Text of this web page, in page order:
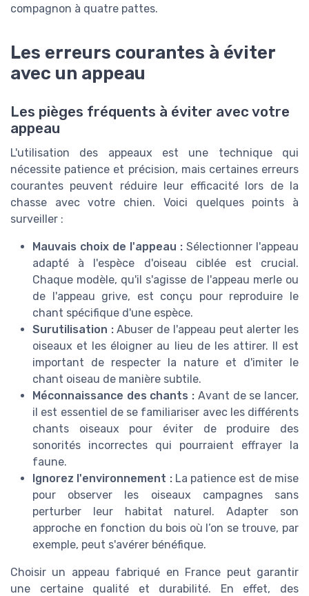
compagnon à quatre pattes.
Les erreurs courantes à éviter
avec un appeau
Les pièges fréquents à éviter avec votre
appeau
L'utilisation des appeaux est une technique qui
nécessite patience et précision, mais certaines erreurs
courantes peuvent réduire leur efficacité lors de la
chasse avec votre chien. Voici quelques points à
surveiller :
Mauvais choix de l'appeau : Sélectionner l'appeau
adapté à l'espèce d'oiseau ciblée est crucial.
Chaque modèle, qu'il s'agisse de l'appeau merle ou
de l'appeau grive, est conçu pour reproduire le
chant spécifique d'une espèce.
Surutilisation :Abuser de l'appeau peut alerter les
oiseaux et les éloigner au lieu de les attirer. Il est
important de respecter la nature et d'imiter le
chant oiseau de manière subtile.
Méconnaissance des chants : Avant de se lancer,
il est essentiel de se familiariser avec les différents
chants oiseaux pour éviter de produire des
sonorités incorrectes qui pourraient effrayer la
faune.
Ignorez l'environnement :La patience est de mise
pour observer les oiseaux campagnes sans
perturber leur habitat naturel. Adapter son
approche en fonction du bois où l’on se trouve, par
exemple, peut s'avérer bénéfique.
Choisir un appeau fabriqué en France peut garantir
une certaine qualité et durabilité. En effet, des